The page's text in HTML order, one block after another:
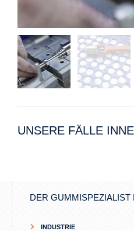
UNSERE FÄLLE
DER GUMMISPEZIALIST
INDUSTRIE